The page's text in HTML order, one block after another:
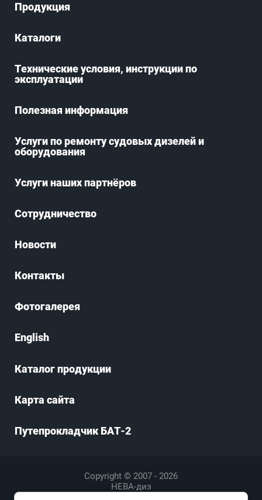
Продукция
Каталоги
Технические условия, инструкции по
эксплуатации
Полезная информация
Услуги по ремонту судовых дизелей и
оборудования
Услуги наших партнёров
Сотрудничество
Новости
Контакты
Фотогалерея
English
Каталог продукции
Карта сайта
Путепрокладчик БАТ-2
Copyright © 2007 - 2026
НЕВА-диз